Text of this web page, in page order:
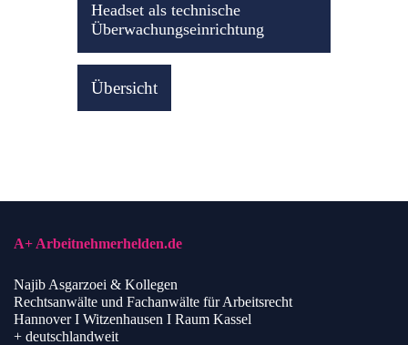
Headset als technische
Überwachungseinrichtung
Übersicht
A+ Arbeitnehmerhelden.de
Najib Asgarzoei & Kollegen
Rechtsanwälte und Fachanwälte für Arbeitsrecht
Hannover I Witzenhausen I Raum Kassel
+ deutschlandweit